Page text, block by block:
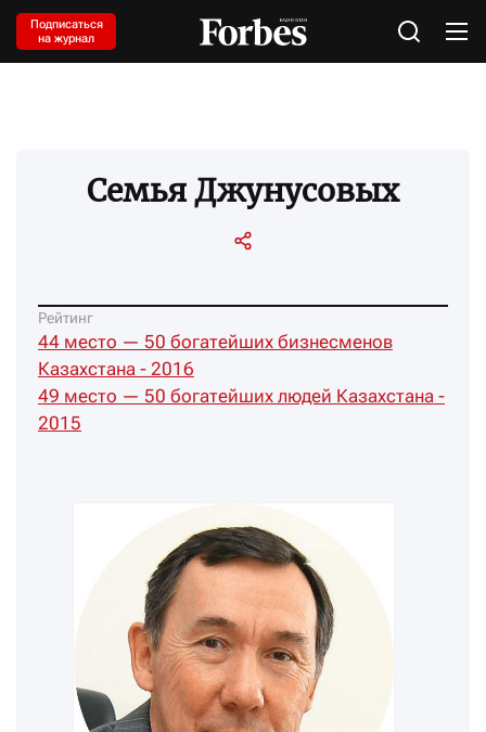
Подписаться
на журнал
Семья Джунусовых
Рейтинг
44 место — 50 богатейших бизнесменов
Казахстана - 2016
49 место — 50 богатейших людей Казахстана -
2015